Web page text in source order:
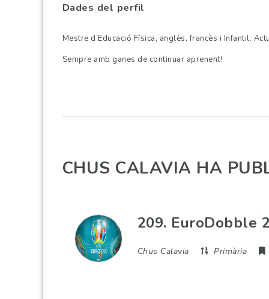
Dades del perfil
Mestre d’Educació Física, anglès, francès i Infantil.
Sempre amb ganes de continuar aprenent!
CHUS CALAVIA HA
209. EuroDobble
Chus Calavia Primària